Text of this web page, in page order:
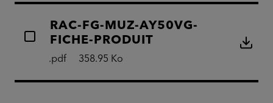
RAC-FG-MUZ-AY50VG-
FICHE-PRODUIT
.pdf 358.95 Ko